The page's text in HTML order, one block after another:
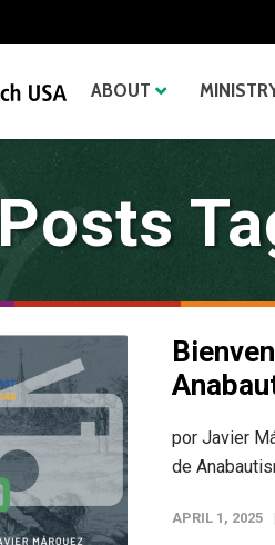
ABOUT
Posts
por Javier
de
APRIL 1, 2025